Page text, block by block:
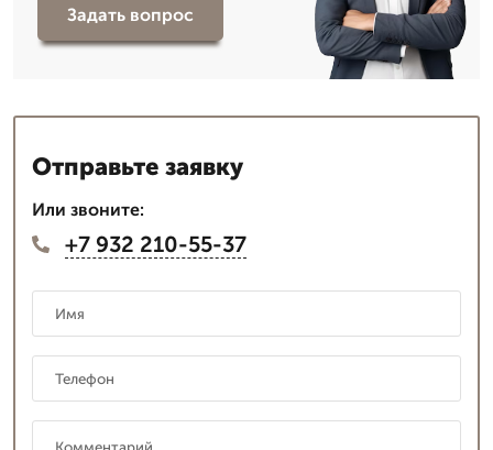
Задать вопрос
Отправьте заявку
Или звоните:
+7 932 210-55-37